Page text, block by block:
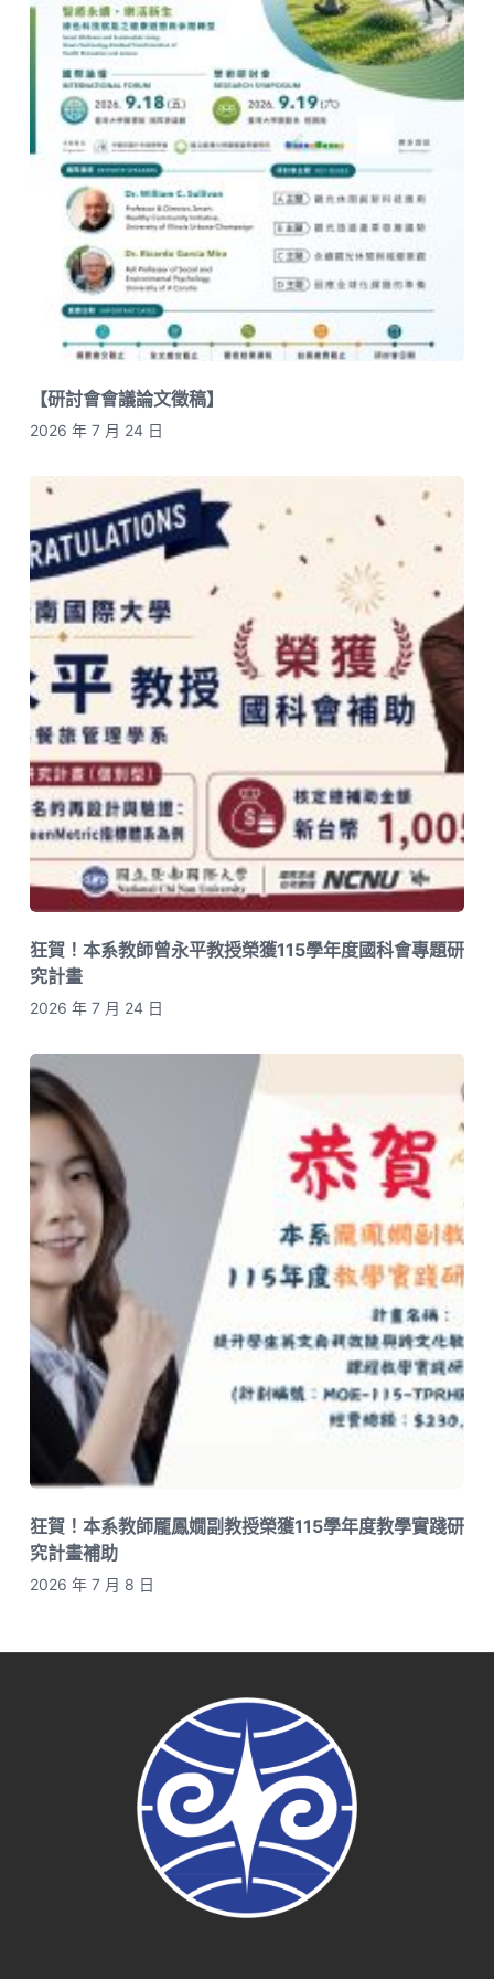
【研討會會議論文徵稿】
2026 年 7 月 24 日
狂賀！本系教師曾永平教授榮獲115學年度國科會專題研
究計畫
2026 年 7 月 24 日
狂賀！本系教師龎鳳嫺副教授榮獲115學年度教學實踐研
究計畫補助
2026 年 7 月 8 日